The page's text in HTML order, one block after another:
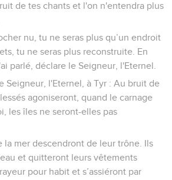
de tes chants et l'on n'entendra plus
nu, tu ne seras plus qu’un endroit
tu ne seras plus reconstruite. En
parlé, déclare le Seigneur, l'Eternel.
Seigneur, l'Eternel, à Tyr : Au bruit de
agoniseront, quand le carnage
les îles ne seront-elles pas
la mer descendront de leur trône. Ils
et quitteront leurs vêtements
pour habit et s’assiéront par